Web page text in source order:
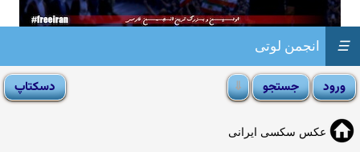
انجمن لوتی ☰
عکس سکسی ایرانی